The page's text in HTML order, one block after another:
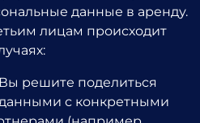
данные в аренду.
лицам происходит
решите поделиться
с конкретными